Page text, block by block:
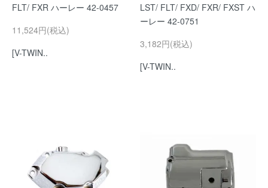
FLT/ FXR ハーレー 42-0457
11,524円(税込)
[V-TWIN..
LST/ FLT/ FXD/ FXR/ FXST ハ
ーレー 42-0751
3,182円(税込)
[V-TWIN..